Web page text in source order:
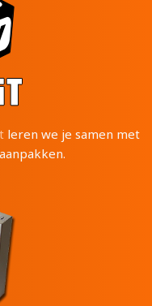
leren we je samen met